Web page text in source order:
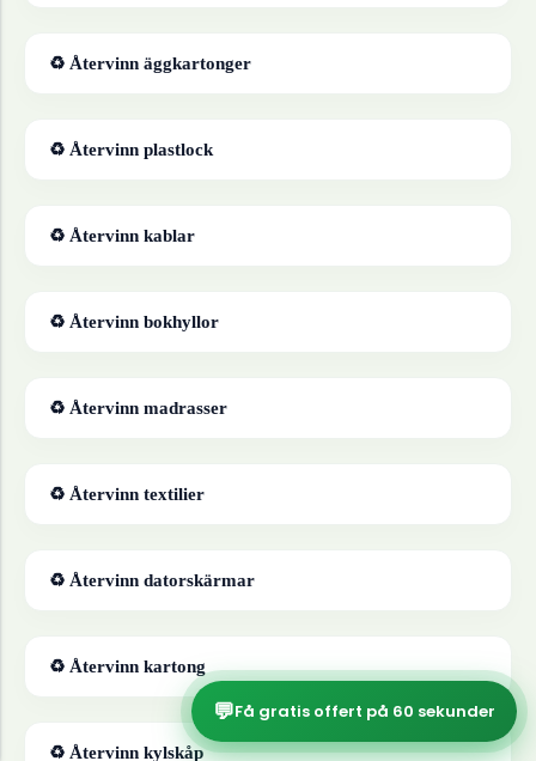
♻ Återvinn äggkartonger
♻ Återvinn plastlock
♻ Återvinn kablar
♻ Återvinn bokhyllor
♻ Återvinn madrasser
♻ Återvinn textilier
♻ Återvinn datorskärmar
♻ Återvinn kartong
♻ Återvinn kylskåp
💬Få gratis offert på 60 sekunder